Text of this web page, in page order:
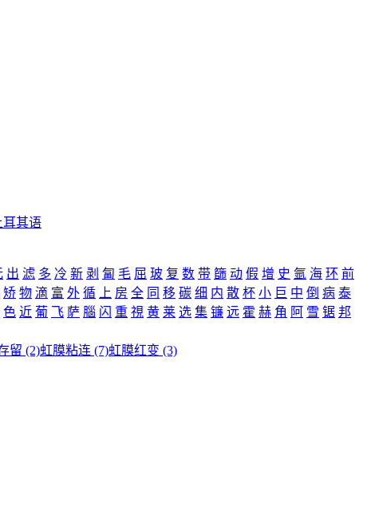
耳其语
出 滤 多 冷 新 剥 匐 毛 屈 玻 复 数 带 篩 动 假 增 史 氩 海 环 前
矫 物 滴 富 外 循 上 房 全 同 移 碳 细 内 散 杯 小 巨 中 倒 病 泰
色 近 葡 飞 萨 腦 闪 重 視 黄 莱 选 集 镰 远 霍 赫 角 阿 雪 锯 邦
留 (2)虹膜粘连 (7)虹膜红变 (3)